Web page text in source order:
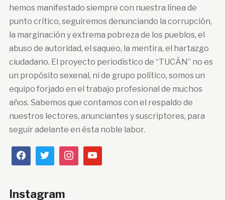
hemos manifestado siempre con nuestra línea de
punto crítico, seguiremos denunciando la corrupción,
la marginación y extrema pobreza de los pueblos, el
abuso de autoridad, el saqueo, la mentira, el hartazgo
ciudadano. El proyecto periodístico de “TUCÁN” no es
un propósito sexenal, ni de grupo político, somos un
equipo forjado en el trabajo profesional de muchos
años. Sabemos que contamos con el respaldo de
nuestros lectores, anunciantes y suscriptores, para
seguir adelante en ésta noble labor.
Instagram